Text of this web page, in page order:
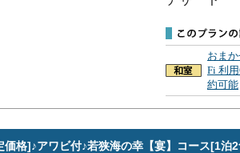
おま
Fi 利
約可能
価格]♪アワビ付♪若狭海の幸【宴】コース[1泊